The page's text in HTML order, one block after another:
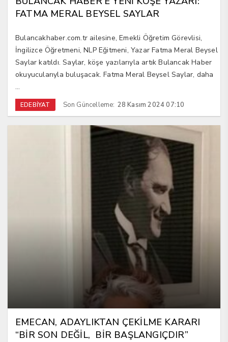
FATMA MERAL BEYSEL SAYLAR
Bulancakhaber.com.tr ailesine, Emekli Öğretim Görevlisi,
İngilizce Öğretmeni, NLP Eğitmeni, Yazar Fatma Meral Beysel
Saylar katıldı. Saylar, köşe yazılarıyla artık Bulancak Haber
okuyucularıyla buluşacak. Fatma Meral Beysel Saylar, daha
...
EDEBİYAT Son Güncelleme: 28 Kasım 2024 07:10
EMECAN, ADAYLIKTAN ÇEKİLME KARARI
“BİR SON DEĞİL, BİR BAŞLANGIÇDIR”